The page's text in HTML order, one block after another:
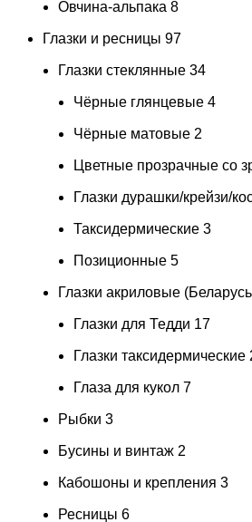
Овчина-альпака 8
Глазки и ресницы 97
Глазки стеклянные 34
Чёрные глянцевые 4
Чёрные матовые 2
Цветные прозрачные со
Глазки дурашки/крейзи/
Таксидермические 3
Позиционные 5
Глазки акриловые
Глазки для Тедди 17
Глазки таксидермические
Глаза для кукол 7
Рыбки 3
Бусины и винтаж 2
Кабошоны и крепления 3
Ресницы 6